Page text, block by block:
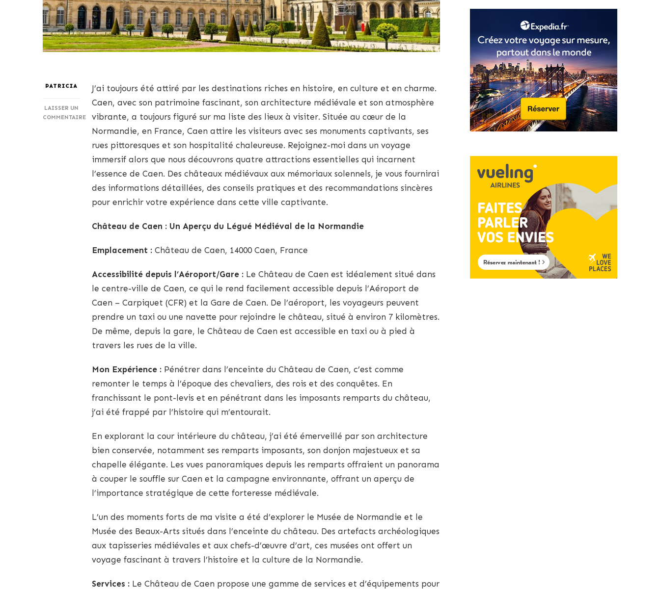
PATRICIA
LAISSER UN
COMMENTAIRE
DÉCOUVRIR
J’ai toujours été attiré par les destinations riches en histoire, en culture et en charme.
Caen, avec son patrimoine fascinant, son architecture médiévale et son atmosphère
vibrante, a toujours figuré sur ma liste des lieux à visiter. Située au cœur de la
Normandie, en France, Caen attire les visiteurs avec ses monuments captivants, ses
rues pittoresques et son hospitalité chaleureuse. Rejoignez-moi dans un voyage
immersif alors que nous découvrons quatre attractions essentielles qui incarnent
l’essence de Caen. Des châteaux médiévaux aux mémoriaux solennels, je vous fournirai
des informations détaillées, des conseils pratiques et des recommandations sincères
pour enrichir votre expérience dans cette ville captivante.
Château de Caen : Un Aperçu du Légué Médiéval de la Normandie
Emplacement : Château de Caen, 14000 Caen, France
Accessibilité depuis l’Aéroport/Gare : Le Château de Caen est idéalement situé dans
le centre-ville de Caen, ce qui le rend facilement accessible depuis l’Aéroport de
Caen – Carpiquet (CFR) et la Gare de Caen. De l’aéroport, les voyageurs peuvent
prendre un taxi ou une navette pour rejoindre le château, situé à environ 7 kilomètres.
De même, depuis la gare, le Château de Caen est accessible en taxi ou à pied à
travers les rues de la ville.
Mon Expérience : Pénétrer dans l’enceinte du Château de Caen, c’est comme
remonter le temps à l’époque des chevaliers, des rois et des conquêtes. En
franchissant le pont-levis et en pénétrant dans les imposants remparts du château,
j’ai été frappé par l’histoire qui m’entourait.
En explorant la cour intérieure du château, j’ai été émerveillé par son architecture
bien conservée, notamment ses remparts imposants, son donjon majestueux et sa
chapelle élégante. Les vues panoramiques depuis les remparts offraient un panorama
à couper le souffle sur Caen et la campagne environnante, offrant un aperçu de
l’importance stratégique de cette forteresse médiévale.
L’un des moments forts de ma visite a été d’explorer le Musée de Normandie et le
Musée des Beaux-Arts situés dans l’enceinte du château. Des artefacts archéologiques
aux tapisseries médiévales et aux chefs-d’œuvre d’art, ces musées ont offert un
voyage fascinant à travers l’histoire et la culture de la Normandie.
Services : Le Château de Caen propose une gamme de services et d’équipements pour